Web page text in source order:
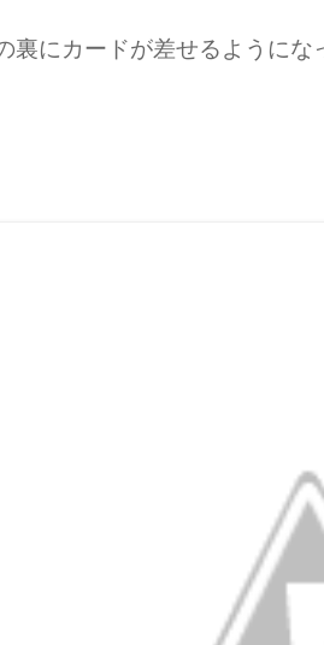
裏にカードが差せるようにな